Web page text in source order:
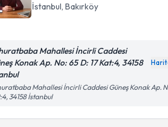
İstanbul , Bakırköy
Mahallesi İncirli Caddesi
Konak Ap. No: 65 D: 17 Kat:4, 34158
Mahallesi İncirli Caddesi Güneş Konak Ap.
34158 İstanbul